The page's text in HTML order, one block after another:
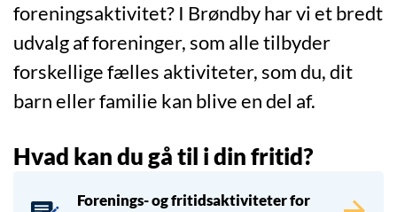
foreningsaktivitet? I Brøndby har vi et bredt
udvalg af foreninger, som alle tilbyder
forskellige fælles aktiviteter, som du, dit
barn eller familie kan blive en del af.
Hvad kan du gå til i din fritid?
Forenings- og fritidsaktiviteter for